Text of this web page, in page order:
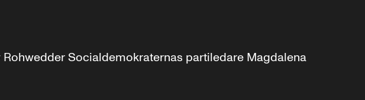
Socialdemokraternas partiledare Magdalena